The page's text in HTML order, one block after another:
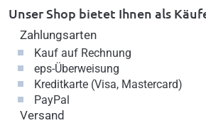
Unser Shop bietet Ihnen als
Zahlungsarten
Kauf auf Rechnung
eps-Überweisung
Kreditkarte (Visa, Mastercard)
PayPal
Versand